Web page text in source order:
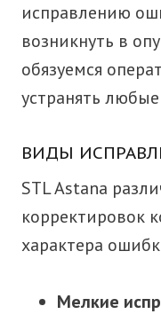
исправлению
возникнуть в
обязуемся
устранять
ВИДЫ
STL Astana
корректировок
характера
Мелкие